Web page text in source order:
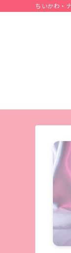
ちいかわ・